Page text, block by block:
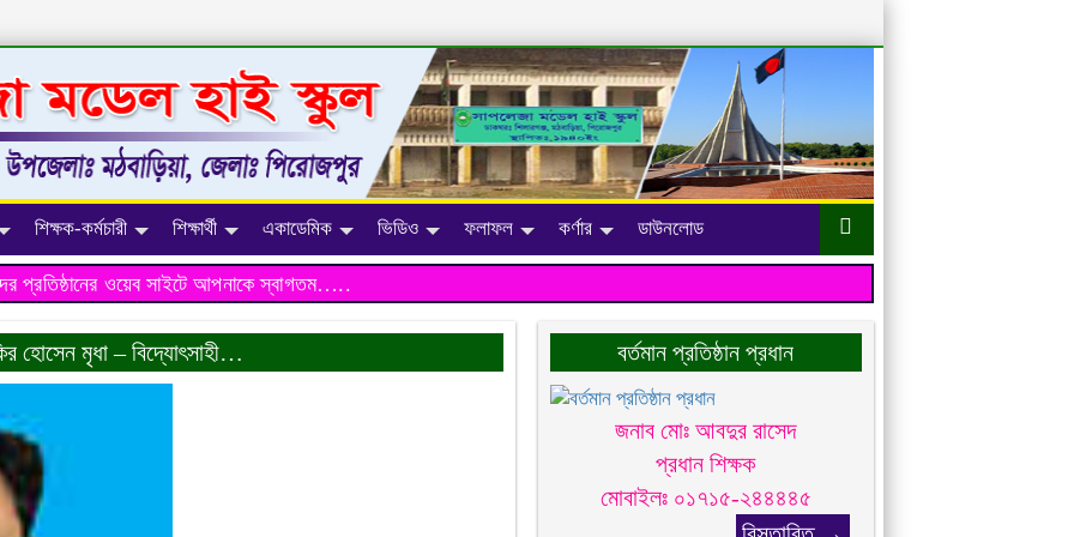
শিক্ষক-কর্মচারী শিক্ষার্থী একাডেমিক ভিডিও ফলাফল কর্ণার ডাউনলোড
ওয়েব সাইটে আপনাকে স্বাগতম…..
হোসেন মৃধা – বিদ্যোৎসাহী… বর্তমান প্রতিষ্ঠান প্রধান
জনাব মোঃ আবদুর রাসেদ
প্রধান শিক্ষক
মোবাইলঃ ০১৭১৫-২৪৪৪৪৫